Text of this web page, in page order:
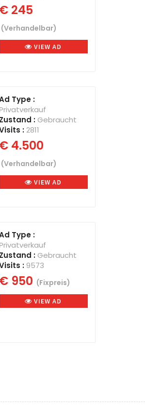
€ 245
(Verhandelbar)
VIEW AD
Type :
Zustand : Gebraucht
:2811
€ 4.500
(Verhandelbar)
VIEW AD
Type :
Zustand : Gebraucht
: 9573
€ 950 (Fixpreis)
VIEW AD